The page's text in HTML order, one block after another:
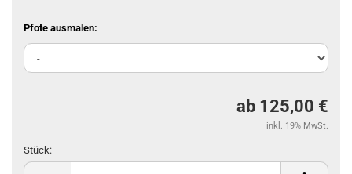
Pfote ausmalen:
ab 125,00 €
inkl. 19% MwSt.
Stück:
Stück